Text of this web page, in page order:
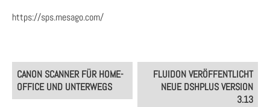
https://sps.mesago.com/
Post
navigation
CANON SCANNER FÜR HOME-
OFFICE UND UNTERWEGS
FLUIDON VERÖFFENTLICHT
NEUE DSHPLUS VERSION
3.13